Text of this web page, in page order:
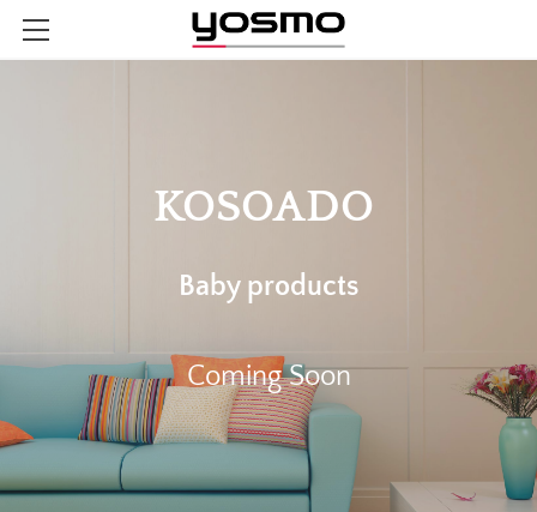
KOSOADO
Baby products​
Coming Soon
企業理念
社名の由来とは
営業部門
ゴム部門
工業用ゴム製品
加工・組み立て
プラスチック成型
切削加工
金属部門
金型設計・製造
金属加工
インターネット販売
お子様向け玩具販売
お知らせ
お問い合わせ